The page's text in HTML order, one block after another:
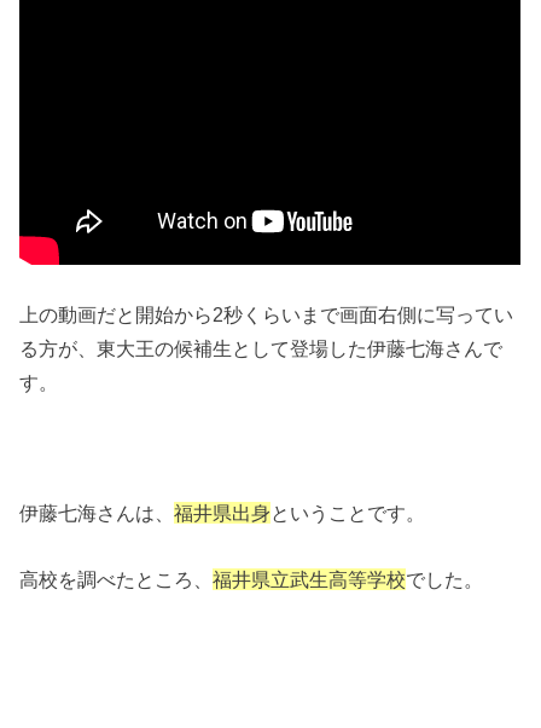
上の動画だと開始から2秒くらいまで画面右側に写ってい
る方が、東大王の候補生として登場した伊藤七海さんで
す。
伊藤七海さんは、福井県出身ということです。
高校を調べたところ、福井県立武生高等学校でした。